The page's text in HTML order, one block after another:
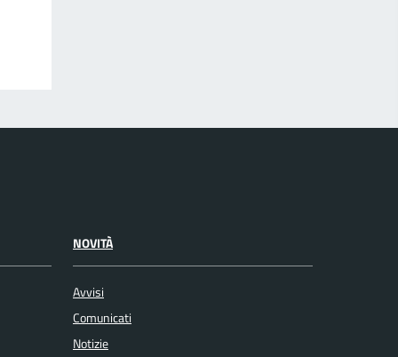
NOVITÀ
Avvisi
Comunicati
Notizie